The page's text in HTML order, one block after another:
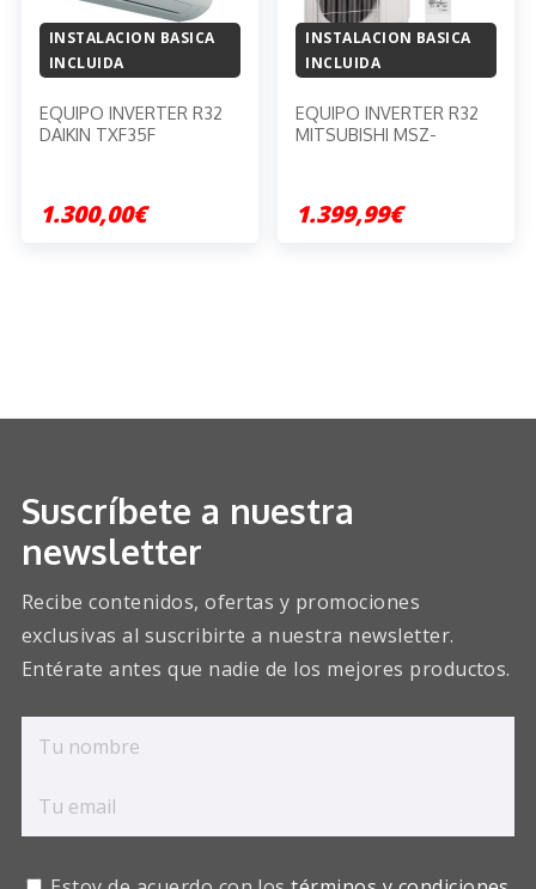
INSTALACION BASICA
INCLUIDA
EQUIPO INVERTER R32
DAIKIN TXF35F
1.300,00€
INSTALACION BASICA
INCLUIDA
EQUIPO INVERTER R32
MITSUBISHI MSZ-
1.399,99€
Suscríbete a nuestra
newsletter
Recibe contenidos, ofertas y promociones
exclusivas al suscribirte a nuestra newsletter.
Entérate antes que nadie de los mejores productos.